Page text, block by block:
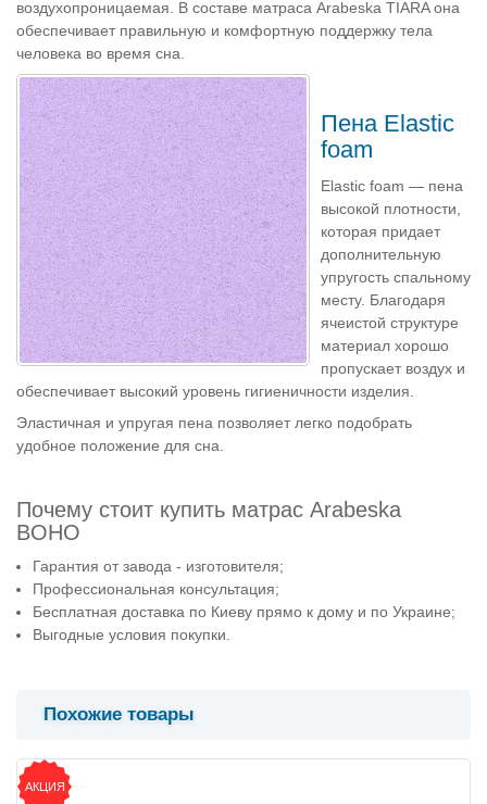
воздухопроницаемая. В составе матраса Arabeska TIARA она
обеспечивает правильную и комфортную поддержку тела
человека во время сна.
Пена Elastic
foam
Elastic foam — пена
высокой плотности,
которая придает
дополнительную
упругость спальному
месту. Благодаря
ячеистой структуре
материал хорошо
пропускает воздух и
обеспечивает высокий уровень гигиеничности изделия.
Эластичная и упругая пена позволяет легко подобрать
удобное положение для сна.
Почему стоит купить матрас Arabeska
BOHO
Гарантия от завода - изготовителя;
Профессиональная консультация;
Бесплатная доставка по Киеву прямо к дому и по Украине;
Выгодные условия покупки.
Похожие товары
АКЦИЯ